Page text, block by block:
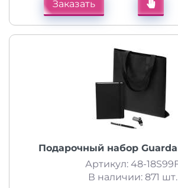
Заказать
Подарочный набор
Артикул: 48-
В наличии: 871 шт.